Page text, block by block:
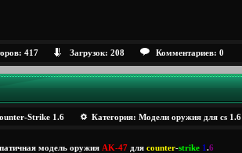
417 Загрузок: 208 Комментариев: 0
Strike 1.6 Категория: Модели оружия для cs 1.6
модель оружия AK-47 для counter-strike 1.6